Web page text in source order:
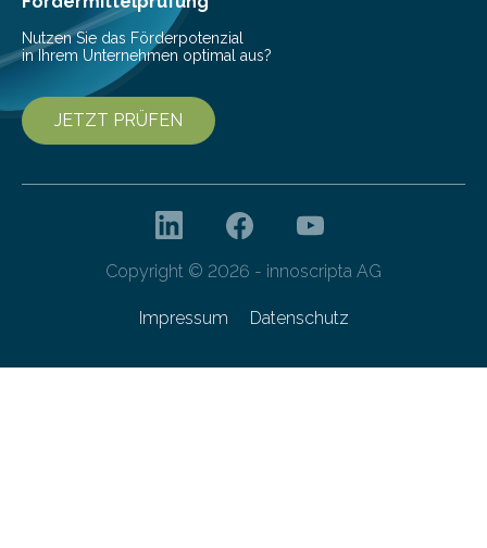
Technologien…
Nutzen Sie das Förderpotenzial
in Ihrem Unternehmen optimal aus?
JETZT PRÜFEN
Copyright © 2026 - innoscripta AG
Impressum Datenschutz